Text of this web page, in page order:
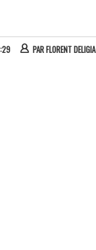
PARFLORENT DELIGIA